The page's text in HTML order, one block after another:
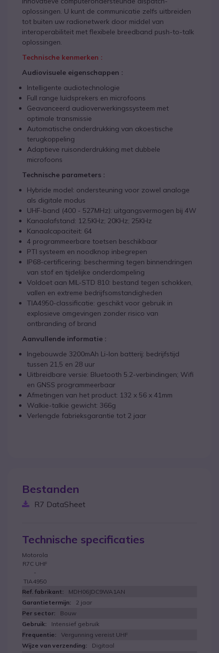
oplossingen. U kunt de communicatie zelfs uitbreiden
tot buiten uw radionetwerk door middel van
interoperabiliteit met flexibele breedband push-to-talk
oplossingen.
Technische kenmerken :
Audiovisuele eigenschappen :
Intelligente audiotechnologie
Full range luidsprekers en microfoons
Geavanceerd audioverwerkingssysteem met
optimale transmissie
Automatische onderdrukking van akoestische
terugkoppeling
Adaptieve ruisonderdrukking met dubbele
microfoons
Technische parameters :
Hybride model: ondersteuning voor zowel analoge
als digitale modus
UHF-band (400 - 527MHz): uitgangsvermogen bij 4W
Kanaalafstand: 12.5KHz; 20KHz; 25KHz
Kanaalcapaciteit: 64
4 programmeerbare toetsen beschikbaar
PTI systeem en noodknop inbegrepen
IP68-certificering: bescherming tegen binnendringen
van stof en tijdelijke onderdompeling
Voldoet aan MIL-STD 810: bestand tegen schokken,
vallen en extreme bedrijfsomstandigheden
TIA4950-classificatie: geschikt voor gebruik in
explosieve omgevingen zonder risico van
ontbranding of brand
Aanvullende informatie :
Ingebouwde 3200mAh Li-Ion batterij: bedrijfstijd
tussen 21,5 en 28 uur
Uitbreidbare versie: Bluetooth 5.2-verbindingen; Wifi
en GNSS programmeerbaar
Afmetingen van het product: 132 x 56 x 41mm
Walkie-talkie gewicht: 366g
Verlengde fabrieksgarantie tot 2 jaar
Bestanden
R7 DataSheet
Technische specificaties
Motorola
R7C UHF
-
TIA4950
MDH06JDC9WA1AN
2 jaar
Bouw
Intensief gebruik
Vergunning vereist UHF
Digitaal